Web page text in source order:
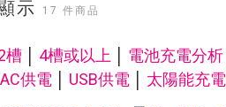
示 17 件商品
槽 4槽或以上 電池充電分析
AC供電 USB供電 太陽能充電